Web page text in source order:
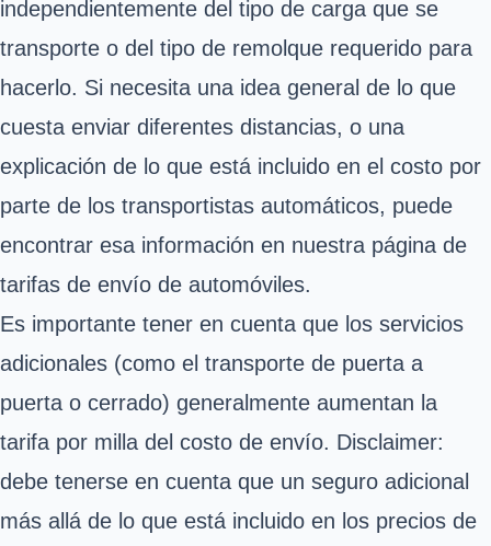
independientemente del tipo de carga que se
transporte o del tipo de remolque requerido para
hacerlo. Si necesita una idea general de lo que
cuesta enviar diferentes distancias, o una
explicación de lo que está incluido en el costo por
parte de los transportistas automáticos, puede
encontrar esa información en nuestra página de
tarifas de envío de automóviles.
Es importante tener en cuenta que los servicios
adicionales (como el transporte de puerta a
puerta o cerrado) generalmente aumentan la
tarifa por milla del costo de envío. Disclaimer:
debe tenerse en cuenta que un seguro adicional
más allá de lo que está incluido en los precios de